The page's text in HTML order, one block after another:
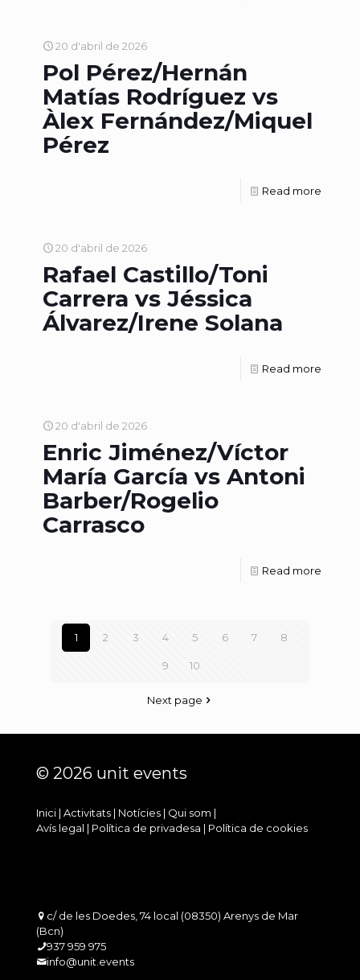
20 d'abril de 2026
Pol Pérez/Hernán
Matías Rodríguez vs
Àlex Fernández/Miquel
Pérez
Read more
20 d'abril de 2026
Rafael Castillo/Toni
Carrera vs Jéssica
Álvarez/Irene Solana
Read more
20 d'abril de 2026
Enric Jiménez/Víctor
María García vs Antoni
Barber/Rogelio
Carrasco
Read more
1 2 3 4 5 6 7 8
9 10
Next page
© 2026 unit events
Inici | Activitats | Notícies | Qui som |
Avís legal | Política de privadesa | Política de cookies
c/ de les Doedes, 74 local (08350) Arenys de Mar
(Bcn)
937 959 975
info@unit.events